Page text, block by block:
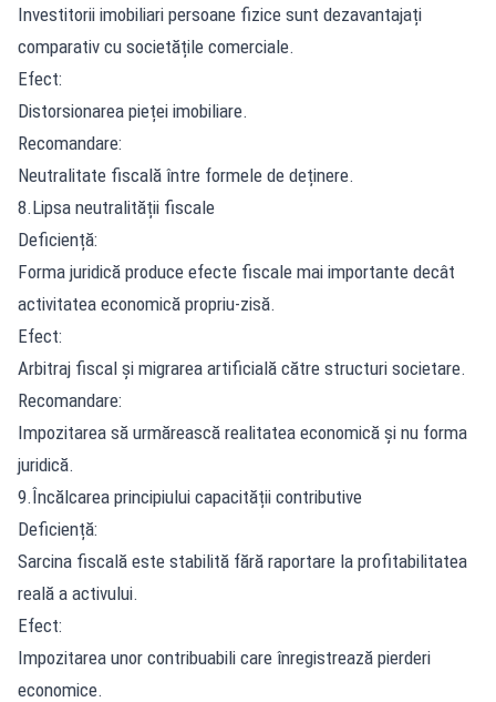
Investitorii imobiliari persoane fizice sunt dezavantajați
comparativ cu societățile comerciale.
Efect:
Distorsionarea pieței imobiliare.
Recomandare:
Neutralitate fiscală între formele de deținere.
8.Lipsa neutralității fiscale
Deficiență:
Forma juridică produce efecte fiscale mai importante decât
activitatea economică propriu-zisă.
Efect:
Arbitraj fiscal și migrarea artificială către structuri societare.
Recomandare:
Impozitarea să urmărească realitatea economică și nu forma
juridică.
9.Încălcarea principiului capacității contributive
Deficiență:
Sarcina fiscală este stabilită fără raportare la profitabilitatea
reală a activului.
Efect:
Impozitarea unor contribuabili care înregistrează pierderi
economice.